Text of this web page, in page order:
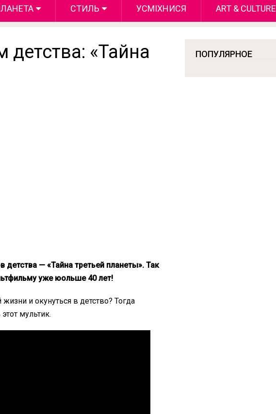
СТИЛЬ УСМІХНИСЯ ART & CULTURE
«Тайна
— «Тайна третьей планеты». Так
уже юольше 40 лет!
и окунуться в детство? Тогда
мультик.
ПОПУЛЯРНОЕ